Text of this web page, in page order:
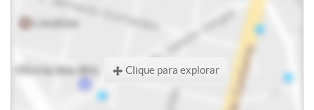
Clique para explorar